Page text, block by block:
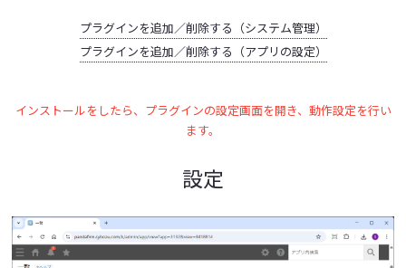
プラグインを追加／削除する（システム管理）
プラグインを追加／削除する（アプリの設定）
インストールをしたら、プラグインの設定画面を開き、動作設定を行い
ます。
設定